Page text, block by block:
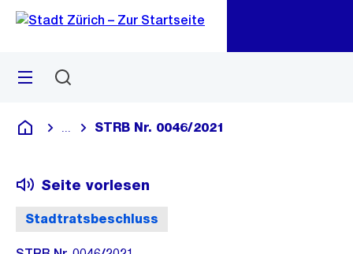
Navigation
Sprunglink
Menü
Deutsch
Blende alle Breadcrumbs ein
STRB Nr. 0046/2021
Stadtratsbeschluss
Seite vorlesen